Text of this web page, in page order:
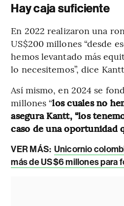
Hay caja suficiente
En 2022 realizaron una
US$200 millones “desde
hemos levantado más
lo necesitemos”, dice
Así mismo, en 2024 se
millones “los cuales no
asegura Kantt, “los
caso de una oportunidad
VER MÁS: Unicornio
más de US$6 millones para